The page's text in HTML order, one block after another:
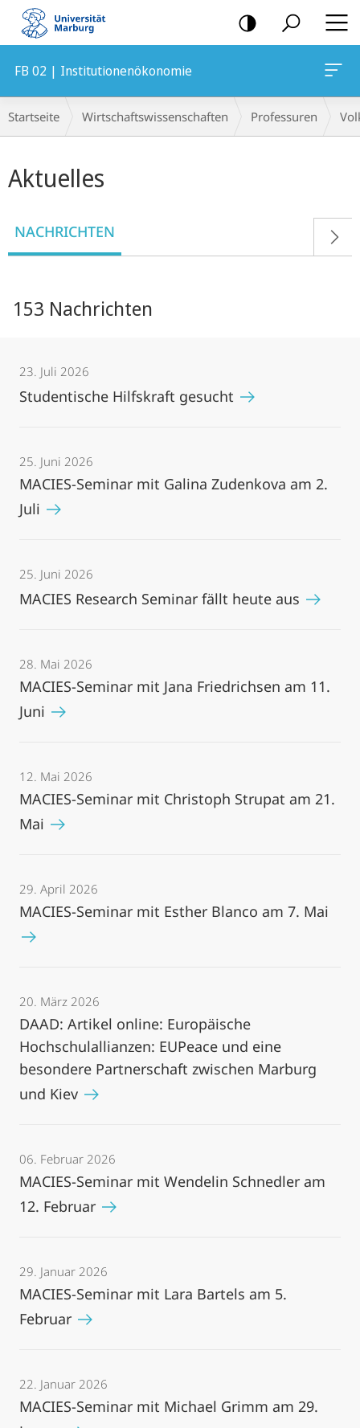
Mobile-
Navigation
FB 02 | Institutionenökonomie
Breadcrumb-
Navigation
Startseite Wirtschaftswissenschaften Professuren
Aktuelles
NACHRICHTEN
153 Nachrichten
23. Juli 2026
Studentische Hilfskraft gesucht
25. Juni 2026
MACIES-Seminar mit Galina Zudenkova am 2.
Juli
25. Juni 2026
MACIES Research Seminar fällt heute aus
28. Mai 2026
MACIES-Seminar mit Jana Friedrichsen am 11.
Juni
12. Mai 2026
MACIES-Seminar mit Christoph Strupat am 21.
Mai
29. April 2026
MACIES-Seminar mit Esther Blanco am 7. Mai
20. März 2026
DAAD: Artikel online: Europäische
Hochschulallianzen: EUPeace und eine
besondere Partnerschaft zwischen Marburg
und Kiev
06. Februar 2026
MACIES-Seminar mit Wendelin Schnedler am
12. Februar
29. Januar 2026
MACIES-Seminar mit Lara Bartels am 5.
Februar
22. Januar 2026
MACIES-Seminar mit Michael Grimm am 29.